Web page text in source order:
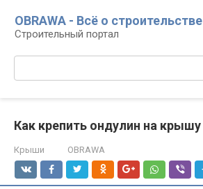
контенту
OBRAWA - Всё о строительстве
Строительный портал
Как крепить ондулин на крышу
Крыши OBRAWA